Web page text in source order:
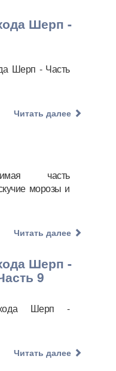
Шерп -
Шерп - Часть
Читать далее
часть
морозы и
Читать далее
Шерп -
9
Шерп -
Читать далее